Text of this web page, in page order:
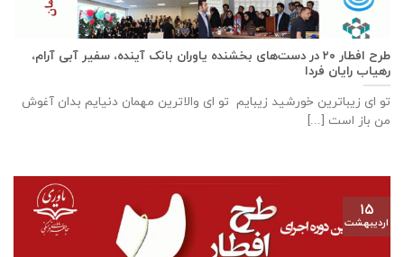
طرح افطار ۲۰ در دست‌های بخشنده یاوران بانک آینده، سفیر آبی آرام،
رهیاب رایان فردا
تو ای زیباترین خورشید زیبایم تو ای والاترین مهمان دنیایم بدان آغوش
من باز است [...]
۱۵
اردیبهشت